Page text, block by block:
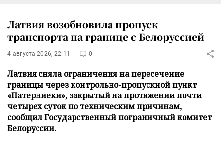
Латвия возобновила пропуск
транспорта на границе с Белоруссией
4 августа 2026, 22:11 0
Латвия сняла ограничения на пересечение
границы через контрольно-пропускной пункт
«Патерниеки», закрытый на протяжении почти
четырех суток по техническим причинам,
сообщил Государственный пограничный комитет
Белоруссии.